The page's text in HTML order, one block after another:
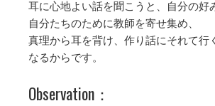
耳に心地よい話を聞こうと、自分の好
自分たちのために教師を寄せ集め、
真理から耳を背け、作り話にそれて行
なるからです。
Observation：